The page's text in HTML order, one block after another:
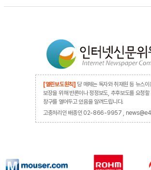
[열린보도원칙] 당 매체는 독자와 취재원 등 뉴스이
보장을 위해 반론이나 정정보도, 추후보도를 요청할
창구를 열어두고 있음을 알려드립니다.
고충처리인 배종인 02-866-9957 ,